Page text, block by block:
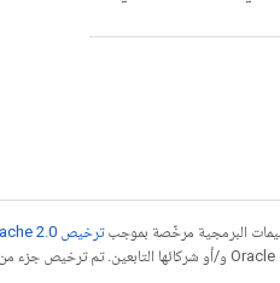
البرمجية مرخّصة بموجبترخيص Apache 2.0‏
. إنّ Java هي علامة تجارية مسجَّلة لشركة Oracle و/أو شركائها التابعين. تم ترخيص جزء من